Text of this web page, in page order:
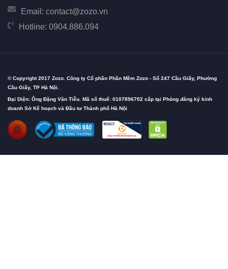
Email: contact@zozo.vn
Hotline: 0904.886.094
© Copyright 2017 Zozo. Công ty Cổ phần Phần Mềm Zozo - Số 247 Cầu Giấy, Phường
Cầu Giấy, TP Hà Nội.
Đại Diện: Ông Đặng Văn Tiễu. Mã số thuế: 0107896702 cấp tại Phòng đăng ký kinh
doanh Sở Kế hoạch và Đầu tư Thành phố Hà Nội